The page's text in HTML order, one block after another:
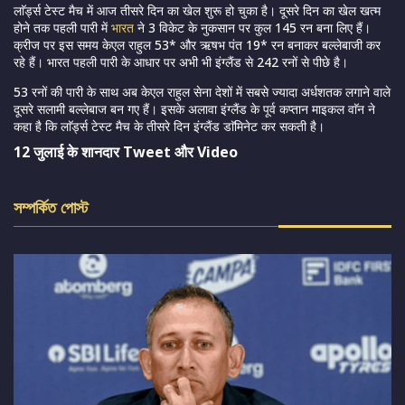
लाॅर्ड्स टेस्ट मैच में आज तीसरे दिन का खेल शुरू हो चुका है। दूसरे दिन का खेल खत्म
होने तक पहली पारी मेंभारत ने 3 विकेट के नुकसान पर कुल 145 रन बना लिए हैं।
क्रीज पर इस समय केएल राहुल 53* और ऋषभ पंत 19* रन बनाकर बल्लेबाजी कर
रहे हैं। भारत पहली पारी के आधार पर अभी भी इंग्लैंड से 242 रनों से पीछे है।
53 रनों की पारी के साथ अब केएल राहुल सेना देशों में सबसे ज्यादा अर्धशतक लगाने वाले
दूसरे सलामी बल्लेबाज बन गए हैं। इसके अलावा इंग्लैंड के पूर्व कप्तान माइकल वाॅन ने
कहा है कि लाॅर्ड्स टेस्ट मैच के तीसरे दिन इंग्लैंड डाॅमिनेट कर सकती है।
12 जुलाई के शानदार Tweet और Video
সম্পর্কিত পোস্ট